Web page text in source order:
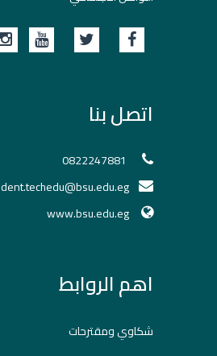
اتصل بنا
dent.techedu@bsu.edu.eg
www.bsu.edu.eg
اهم الروابط
شكاوي ومقترحات